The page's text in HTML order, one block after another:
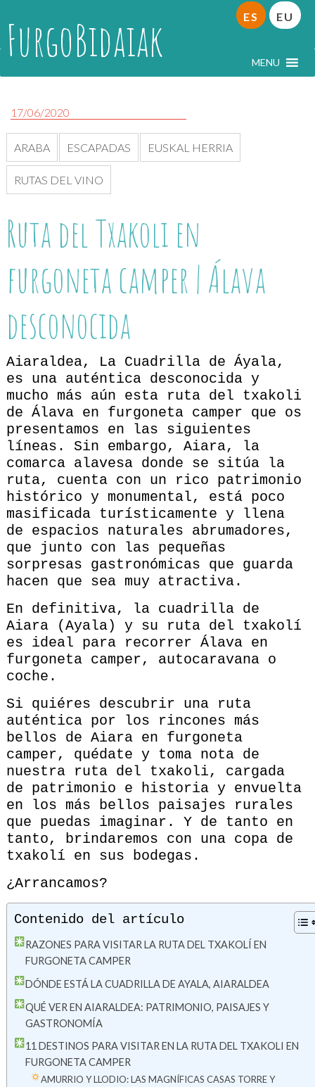
FurgoBidaiak MENU
ES EU
17/06/2020
ARABA ESCAPADAS EUSKAL HERRIA
RUTAS DEL VINO
Ruta del Txakoli en
furgoneta camper | Álava
desconocida
Aiaraldea, La Cuadrilla de Áyala,
es una auténtica desconocida y
mucho más aún esta ruta del txakoli
de Álava en furgoneta camper que os
presentamos en las siguientes
líneas. Sin embargo, Aiara, la
comarca alavesa donde se sitúa la
ruta, cuenta con un rico patrimonio
histórico y monumental, está poco
masificada turísticamente y llena
de espacios naturales abrumadores,
que junto con las pequeñas
sorpresas gastronómicas que guarda
hacen que sea muy atractiva.
En definitiva, la cuadrilla de
Aiara (Ayala) y su ruta del txakolí
es ideal para recorrer Álava en
furgoneta camper, autocaravana o
coche.
Si quiéres descubrir una ruta
auténtica por los rincones más
bellos de Aiara en furgoneta
camper, quédate y toma nota de
nuestra ruta del txakoli, cargada
de patrimonio e historia y envuelta
en los más bellos paisajes rurales
que puedas imaginar. Y de tanto en
tanto, brindaremos con una copa de
txakolí en sus bodegas.
¿Arrancamos?
Contenido del artículo
RAZONES PARA VISITAR LA RUTA DEL TXAKOLÍ EN
FURGONETA CAMPER
DÓNDE ESTÁ LA CUADRILLA DE AYALA, AIARALDEA
QUÉ VER EN AIARALDEA: PATRIMONIO, PAISAJES Y
GASTRONOMÍA
11 DESTINOS PARA VISITAR EN LA RUTA DEL TXAKOLI EN
FURGONETA CAMPER
AMURRIO Y LLODIO: LAS MAGNÍFICAS CASAS TORRE Y